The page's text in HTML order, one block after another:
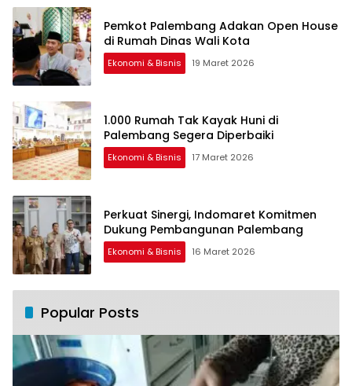
Pemkot Palembang Adakan Open House
di Rumah Dinas Wali Kota
Ekonomi & Bisnis 19 Maret 2026
1.000 Rumah Tak Kayak Huni di
Palembang Segera Diperbaiki
Ekonomi & Bisnis 17 Maret 2026
Perkuat Sinergi, Indomaret Komitmen
Dukung Pembangunan Palembang
Ekonomi & Bisnis 16 Maret 2026
Popular Posts